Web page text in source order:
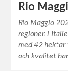
Rio
Rio Maggio
regionen i
med 42 hektar
och kvalitet